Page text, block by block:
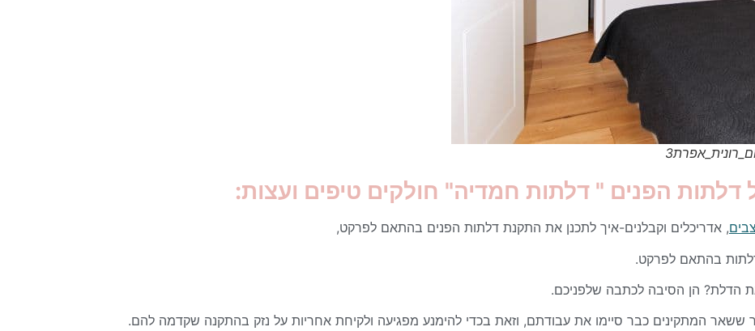
דלתות הפנים " דלתות חמדיה" חולקים טיפים ועצות:
, אדריכלים וקבלנים-איך לתכנן את התקנת דלתות הפנים בהתאם לפרקט,
בהתאם לפרקט.
הדלת? הן הסיבה לכתבה שלפניכם.
ששאר המתקינים כבר סיימו את עבודתם, וזאת בכדי להימנע מפגיעה ולקיחת אחריות על נזק בהתקנה שקדמה להם.